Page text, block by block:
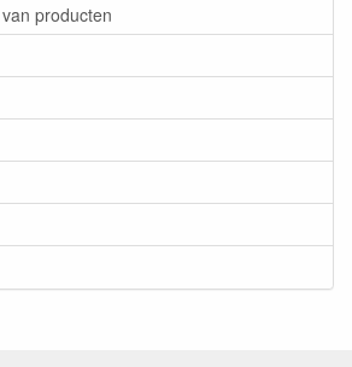
producten